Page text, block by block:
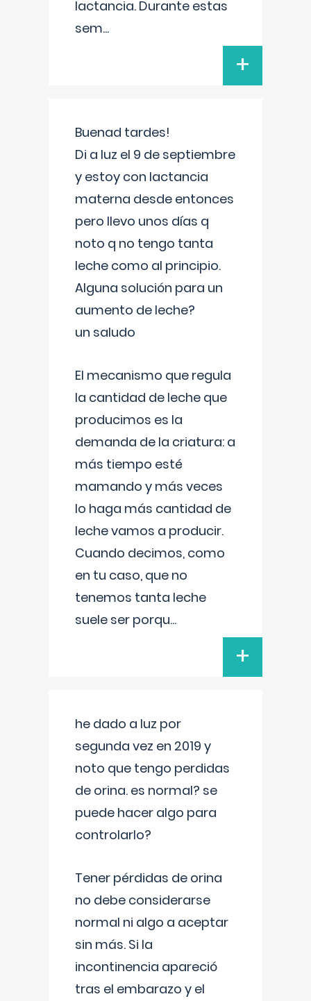
lactancia. Durante estas
sem...
+
Buenad tardes!
Di a luz el 9 de septiembre
y estoy con lactancia
materna desde entonces
pero llevo unos días q
noto q no tengo tanta
leche como al principio.
Alguna solución para un
aumento de leche?
un saludo
El mecanismo que regula
la cantidad de leche que
producimos es la
demanda de la criatura: a
más tiempo esté
mamando y más veces
lo haga más cantidad de
leche vamos a producir.
Cuando decimos, como
en tu caso, que no
tenemos tanta leche
suele ser porqu...
+
he dado a luz por
segunda vez en 2019 y
noto que tengo perdidas
de orina. es normal? se
puede hacer algo para
controlarlo?
Tener pérdidas de orina
no debe considerarse
normal ni algo a aceptar
sin más. Si la
incontinencia apareció
tras el embarazo y el